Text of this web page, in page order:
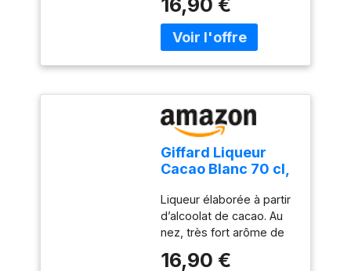
SAVEUR : Cacao fondant,
élégant.
Giffard Liqueur
Cacao Blanc 70 cl,
Liqueur élaborée à partir
d’alcoolat de cacao. Au
nez, très fort arôme de
note de café, enrobée
16,90 €